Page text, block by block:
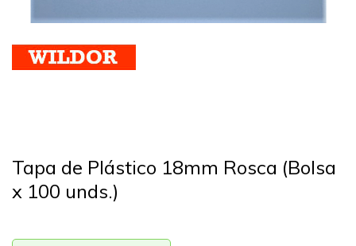
Tapa de Plástico 18mm Rosca (Bolsa
x 100 unds.)